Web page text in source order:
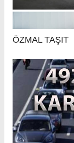
ÖZMAL TAŞIT